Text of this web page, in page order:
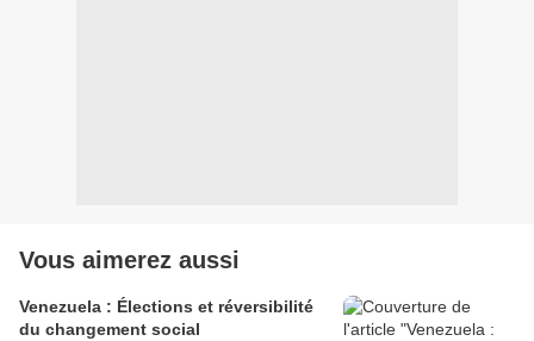
Vous aimerez aussi
Venezuela : Élections et réversibilité
du changement social